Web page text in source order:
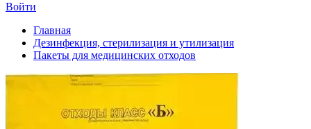
Войти
Главная
Дезинфекция, стерилизация и утилизация
Пакеты для медицинских отходов